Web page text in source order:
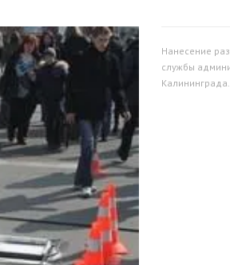
Нанесение
службы
Калининграда.